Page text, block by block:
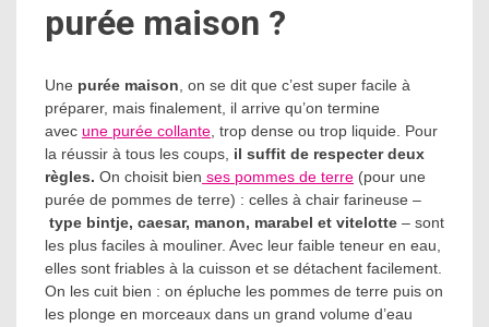
purée maison ?
Une purée maison, on se dit que c’est super facile à
préparer, mais finalement, il arrive qu’on termine
avec une purée collante, trop dense ou trop liquide. Pour
la réussir à tous les coups, il suffit de respecter deux
règles. On choisit bien ses pommes de terre (pour une
purée de pommes de terre) : celles à chair farineuse –
type bintje, caesar, manon, marabel et vitelotte – sont
les plus faciles à mouliner. Avec leur faible teneur en eau,
elles sont friables à la cuisson et se détachent facilement.
On les cuit bien : on épluche les pommes de terre puis on
les plonge en morceaux dans un grand volume d’eau